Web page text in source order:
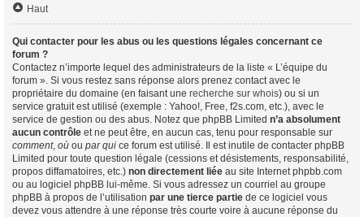
Haut
Qui contacter pour les abus ou les questions légales concernant ce
forum ?
Contactez n’importe lequel des administrateurs de la liste « L’équipe du
forum ». Si vous restez sans réponse alors prenez contact avec le
propriétaire du domaine (en faisant une recherche sur whois) ou si un
service gratuit est utilisé (exemple : Yahoo!, Free, f2s.com, etc.), avec le
service de gestion ou des abus. Notez que phpBB Limited n’a absolument
aucun contrôle et ne peut être, en aucun cas, tenu pour responsable sur
comment, où ou par qui ce forum est utilisé. Il est inutile de contacter phpBB
Limited pour toute question légale (cessions et désistements, responsabilité,
propos diffamatoires, etc.) non directement liée au site Internet phpbb.com
ou au logiciel phpBB lui-même. Si vous adressez un courriel au groupe
phpBB à propos de l’utilisation par une tierce partie de ce logiciel vous
devez vous attendre à une réponse très courte voire à aucune réponse du